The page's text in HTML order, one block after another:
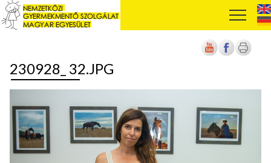
230928_ 32.JPG